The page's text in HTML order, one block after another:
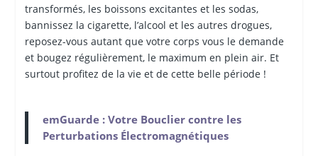
transformés, les boissons excitantes et les sodas,
bannissez la cigarette, l’alcool et les autres drogues,
reposez-vous autant que votre corps vous le demande
et bougez régulièrement, le maximum en plein air. Et
surtout profitez de la vie et de cette belle période !
emGuarde : Votre Bouclier contre les
Perturbations Électromagnétiques